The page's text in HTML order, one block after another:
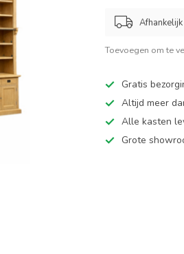
Toevoegen om te
Gratis
Altijd meer
Alle kasten
Grote